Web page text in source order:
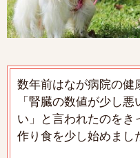
数年前はなが病院の健
「腎臓の数値が少し
い」と言われたのをき
作り食を少し始めまし